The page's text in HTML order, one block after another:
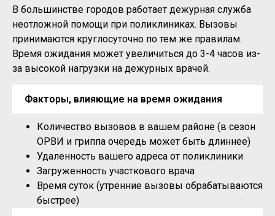
В большинстве городов работает дежурная служба
неотложной помощи при поликлиниках. Вызовы
принимаются круглосуточно по тем же правилам.
Время ожидания может увеличиться до 3-4 часов из-
за высокой нагрузки на дежурных врачей.
Факторы, влияющие на время ожидания
Количество вызовов в вашем районе (в сезон
ОРВИ и гриппа очередь может быть длиннее)
Удаленность вашего адреса от поликлиники
Загруженность участкового врача
Время суток (утренние вызовы обрабатываются
быстрее)